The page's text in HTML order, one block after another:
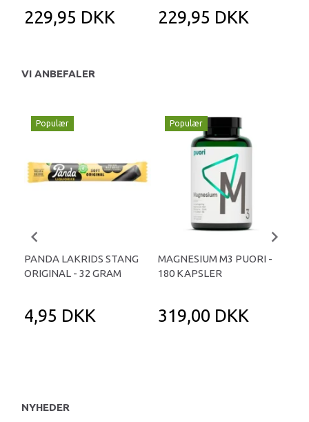
229,95 DKK 229,95 DKK
VI ANBEFALER
Populær
PANDA LAKRIDS STANG
ORIGINAL - 32 GRAM
4,95 DKK
Populær
MAGNESIUM M3 PUORI -
180 KAPSLER
319,00 DKK
NYHEDER